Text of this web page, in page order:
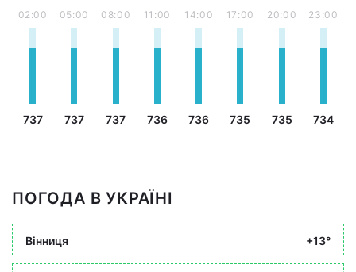
02:00
737
05:00
737
08:00
737
11:00
736
14:00
736
17:00
735
20:00
735
23:00
734
ПОГОДА В УКРАЇНІ
Вінниця +13°